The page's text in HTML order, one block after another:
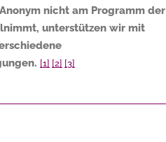
nicht am Programm der
unterstützen wir mit
[1] [2] [3]